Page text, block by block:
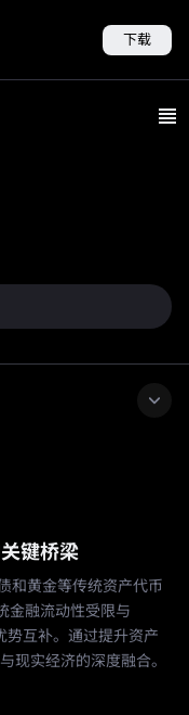
下载
键桥梁
和黄金等传统资产代币
金融流动性受限与
势互补。通过提升资产
现实经济的深度融合。